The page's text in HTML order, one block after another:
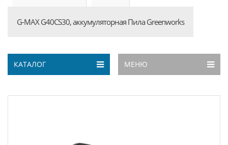
G-MAX G40CS30, аккумуляторная Пила Greenworks
КАТАЛОГ МЕНЮ